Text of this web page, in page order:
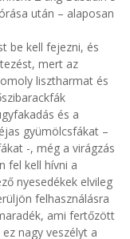
után – alaposan
be kell fejezni, és
mert az
lisztharmat és
és a
gyümölcsfákat –
-, még a virágzás
fel kell hívni a
nyesedékek elvileg
felhasználásra
ami fertőzött
nagy veszélyt a